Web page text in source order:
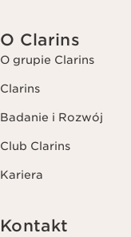
O Clarins
O grupie Clarins
Clarins
Badanie i Rozwój
Club Clarins
Kariera
Kontakt